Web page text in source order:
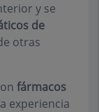
y se
de
otras
fármacos
experiencia